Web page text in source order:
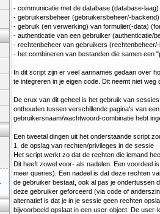
- communicatie met de database (database-laag)
- gebruikersbeheer (gebruikersbeheer/-backend)
- gebruik (en verwerking) van formulier(-data)
- authenticatie van een gebruiker (authenticatie/
- rechtenbeheer van gebruikers
- het combineren van bestanden die samen een
In dit script zijn er veel aannames gedaan over
te integreren in je eigen code. Dit neemt niet
De crux van dit geheel is het gebruik van
onthouden tussen verschillende pagina's van
gebruikersnaam/wachtwoord-combinatie hebt
Een tweetal dingen uit het onderstaande script
1. de opslag van rechten/privileges in de sessie
Het script werkt zo dat de rechten die iemand
Dit heeft zowel voor- als nadelen. Een voordeel
meer queries). Een nadeel is dat deze rechten
de gebruiker bestaat, ook al pas je ondertussen
deze gebruiker geforceerd (via code of
alternatief is dat je in je sessie geen rechten
bijvoorbeeld opslaat in een user-object. De